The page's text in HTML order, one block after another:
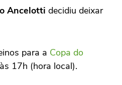
Ancelotti decidiu deixar
para a Copa do
17h (hora local).